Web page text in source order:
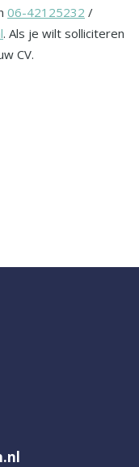
06-42125232 /
. Als je wilt solliciteren
CV.